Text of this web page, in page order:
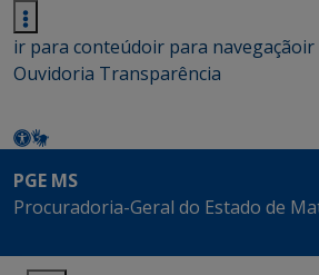
ir para conteúdoir para navegaçãoir
Ouvidoria Transparência
PGE MS
Procuradoria-Geral do Estado de